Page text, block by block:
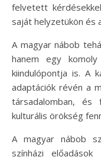
felvetett
saját helyzetükön és
A magyar nábob
hanem egy
kiindulópontja is. A
adaptációk révén a
társadalomban,
kulturális örökség
A magyar nábob
színházi